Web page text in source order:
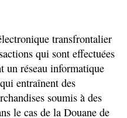
transfrontalier
qui sont effectuées
un réseau informatique
entraînent des
soumis à des
le cas de la Douane de